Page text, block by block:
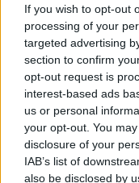
If you wish to opt-out
processing of your
targeted advertising
section to confirm
opt-out request is
interest-based ads
us or personal
your opt-out. You
disclosure of your
IAB’s list of
also be disclosed by
reciente de
simplemente hazclic
Todas las
sitio web son
disponibles para su
Nos encantaría